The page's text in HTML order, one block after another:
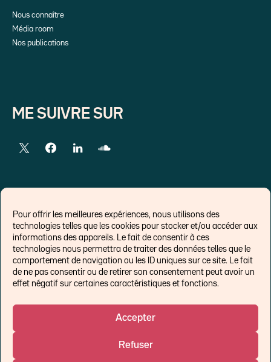
Pour offrir les meilleures expériences, nous utilisons des
technologies telles que les cookies pour stocker et/ou accéder aux
informations des appareils. Le fait de consentir à ces
technologies nous permettra de traiter des données telles que le
comportement de navigation ou les ID uniques sur ce site. Le fait
de ne pas consentir ou de retirer son consentement peut avoir un
effet négatif sur certaines caractéristiques et fonctions.
Accepter
Refuser
Nous connaître
Média room
Nos publications
ME SUIVRE SUR
LIENS EXTERNES
Chroniques pour Forbes
Economistes
Think tank
Banques centrales
Politique de cookies (UE)